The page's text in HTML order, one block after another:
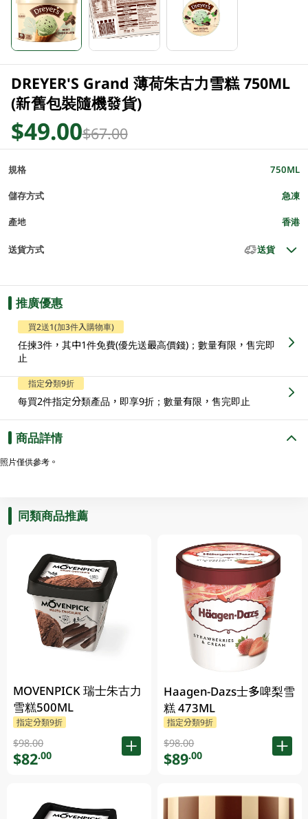
DREYER'S Grand 薄荷朱古力雪糕 750ML
(新舊包裝隨機發貨)
$49.00$67.00
規格 750ML
儲存方式 急凍
產地 香港
送貨方式 送貨
推廣優惠
買2送1(加3件入購物車)
任揀3件，其中1件免費(優先送最高價錢)；數量有限，售完即
止
指定分類9折
每買2件指定分類產品，即享9折；數量有限，售完即止
商品詳情
照片僅供參考。
同類商品推薦
MOVENPICK 瑞士朱古力
雪糕500ML
指定分類9折
$98.00
$82.00
Haagen-Dazs士多啤梨雪
糕 473ML
指定分類9折
$98.00
$89.00